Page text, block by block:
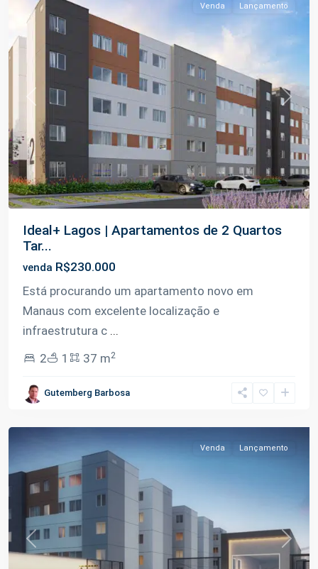
Previous Next
Venda Lançamento
Ideal+ Lagos | Apartamentos de 2 Quartos
Tar...
venda R$230.000
Está procurando um apartamento novo em
Manaus com excelente localização e
infraestrutura c ...
2
1 37 m2
Gutemberg Barbosa
Açu ,
Previous Next
Venda Lançamento